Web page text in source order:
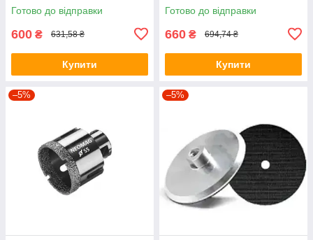
Готово до відправки
600 ₴ 631,58 ₴
Купити
Готово до відправки
660 ₴ 694,74 ₴
Купити
–5% –5%